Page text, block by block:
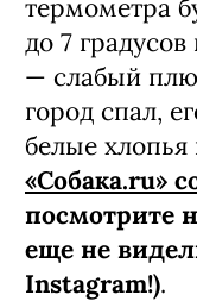
термометра
до 7
— слабый
город спал,
белые хлопья
«Собака.ru»
посмотрите
еще не
Instagram!).